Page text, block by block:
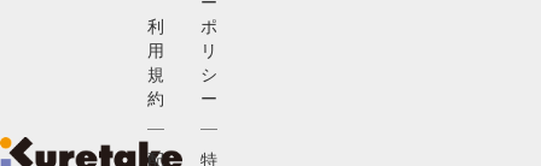
利
用
規
約
配
ポ
リ
シ
ー
特